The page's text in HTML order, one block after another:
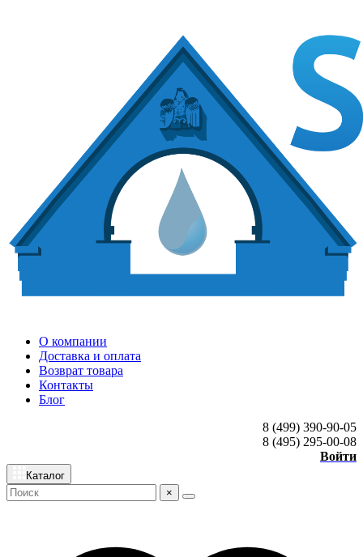
О компании
Доставка и оплата
Возврат товара
Контакты
Блог
8 (499) 390-90-05
8 (495) 295-00-08
Войти
Каталог
×